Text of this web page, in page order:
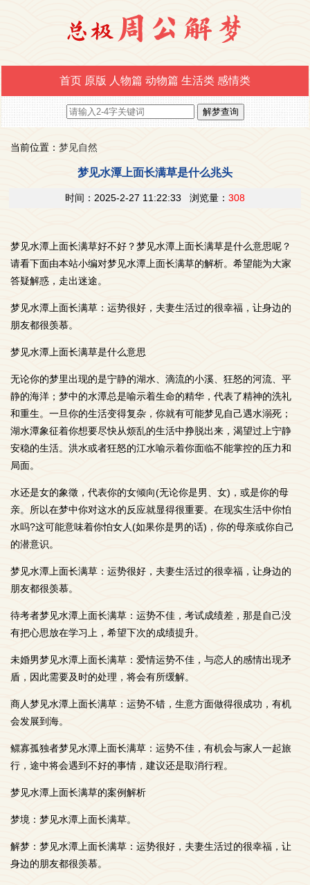
首页 原版 人物篇 动物篇 生活类 感情类
当前位置： 梦见自然
梦见水潭上面长满草是什么兆头
时间：2025-2-27 11:22:33 浏览量： 308
梦见水潭上面长满草好不好？梦见水潭上面长满草是什么意思呢？
请看下面由本站小编对梦见水潭上面长满草的解析。希望能为大家
答疑解惑，走出迷途。
梦见水潭上面长满草：运势很好，夫妻生活过的很幸福，让身边的
朋友都很羡慕。
梦见水潭上面长满草是什么意思
无论你的梦里出现的是宁静的湖水、滴流的小溪、狂怒的河流、平
静的海洋；梦中的水潭总是喻示着生命的精华，代表了精神的洗礼
和重生。一旦你的生活变得复杂，你就有可能梦见自己遇水溺死；
湖水潭象征着你想要尽快从烦乱的生活中挣脱出来，渴望过上宁静
安稳的生活。洪水或者狂怒的江水喻示着你面临不能掌控的压力和
局面。
水还是女的象徵，代表你的女倾向(无论你是男、女)，或是你的母
亲。所以在梦中你对这水的反应就显得很重要。在现实生活中你怕
水吗?这可能意味着你怕女人(如果你是男的话)，你的母亲或你自己
的潜意识。
梦见水潭上面长满草：运势很好，夫妻生活过的很幸福，让身边的
朋友都很羡慕。
待考者梦见水潭上面长满草：运势不佳，考试成绩差，那是自己没
有把心思放在学习上，希望下次的成绩提升。
未婚男梦见水潭上面长满草：爱情运势不佳，与恋人的感情出现矛
盾，因此需要及时的处理，将会有所缓解。
商人梦见水潭上面长满草：运势不错，生意方面做得很成功，有机
会发展到海。
鳏寡孤独者梦见水潭上面长满草：运势不佳，有机会与家人一起旅
行，途中将会遇到不好的事情，建议还是取消行程。
梦见水潭上面长满草的案例解析
梦境：梦见水潭上面长满草。
解梦：梦见水潭上面长满草：运势很好，夫妻生活过的很幸福，让
身边的朋友都很羡慕。